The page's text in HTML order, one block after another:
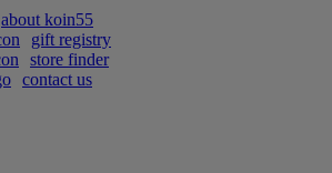
about koin55
gift registry
store finder
contact us